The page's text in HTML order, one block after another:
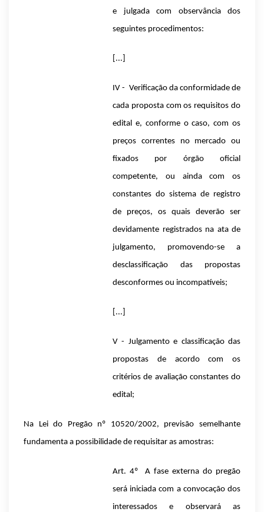
e julgada com observância dos
seguintes procedimentos:
[...]
IV - Verificação da conformidade de
cada proposta com os requisitos do
edital e, conforme o caso, com os
preços correntes no mercado ou
fixados por órgão oficial
competente, ou ainda com os
constantes do sistema de registro
de preços, os quais deverão ser
devidamente registrados na ata de
julgamento, promovendo-se a
desclassificação das propostas
desconformes ou incompatíveis;
[...]
V - Julgamento e classificação das
propostas de acordo com os
critérios de avaliação constantes do
edital;
Na Lei do Pregão nº 10520/2002, previsão semelhante
fundamenta a possibilidade de requisitar as amostras:
Art. 4º A fase externa do pregão
será iniciada com a convocação dos
interessados e observará as